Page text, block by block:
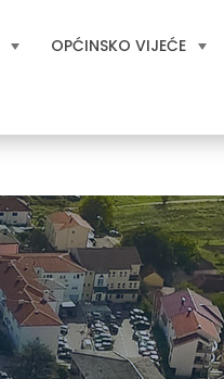
OPĆINSKO VIJEĆE